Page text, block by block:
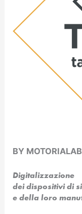
BY MOTORIALAB
Digitalizzazione
dei dispositivi di
e della loro